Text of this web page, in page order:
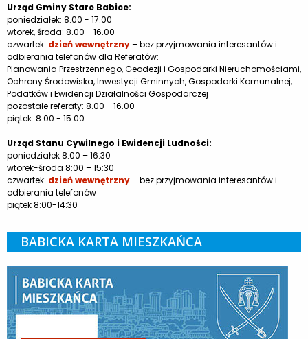
Urząd Gminy Stare Babice:
poniedziałek: 8.00 - 17.00
wtorek, środa: 8.00 - 16.00
czwartek: dzień wewnętrzny– bez przyjmowania interesantów i
odbierania telefonów dla Referatów:
Planowania Przestrzennego, Geodezji i Gospodarki Nieruchomościami,
Ochrony Środowiska, Inwestycji Gminnych, Gospodarki Komunalnej,
Podatków i Ewidencji Działalności Gospodarczej
pozostałe referaty: 8.00 - 16.00
piątek: 8.00 - 15.00
Urząd Stanu Cywilnego i Ewidencji Ludności:
poniedziałek 8:00 – 16:30
wtorek-środa 8:00 – 15:30
czwartek: dzień wewnętrzny– bez przyjmowania interesantów i
odbierania telefonów
piątek 8:00-14:30
BABICKA KARTA MIESZKAŃCA